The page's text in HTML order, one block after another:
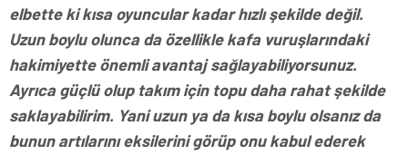
elbette ki kısa oyuncular kadar hızlı şekilde değil.
Uzun boylu olunca da özellikle kafa vuruşlarındaki
hakimiyette önemli avantaj sağlayabiliyorsunuz.
Ayrıca güçlü olup takım için topu daha rahat şekilde
saklayabilirim. Yani uzun ya da kısa boylu olsanız da
bunun artılarını eksilerini görüp onu kabul ederek